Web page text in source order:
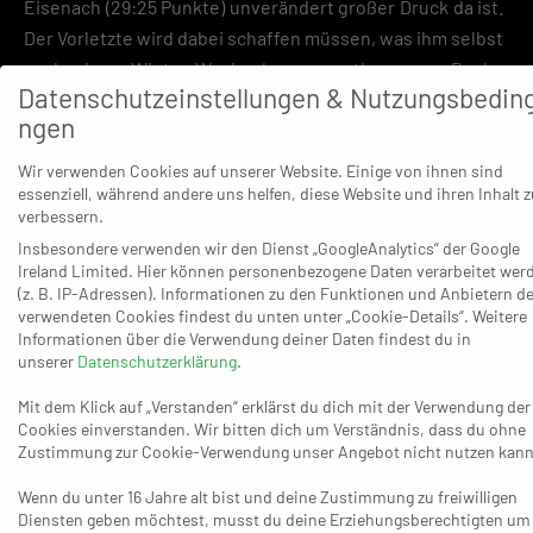
Eisenach (29:25 Punkte) unverändert großer Druck da ist.
Der Vorletzte wird dabei schaffen müssen, was ihm selbst
nach dem Winter-Wechsel vom entlassenen Dusko
Bilanovic aufs Trainerduo Pütz/David Röhrig bislang nicht
gelungen ist: Gute Ansätze sind immer wieder da, doch
der erhoffte Schub blieb immer wieder aus. Beispiel eins:
Am 23. Dezember 2021 gewinnt Dormagen gegen den
Titelkandidaten Nordhorn-Lingen (23:19) und verliert am
26. Dezember beim Abstiegs-Konkurrenten TuS Ferndorf
(22:25). Beispiel zwei: Am 18. Februar 2022 gewinnt der
Außenseiter bei der SG BBM Bietigheim (29:27), ehe er am
23. Februar gegen den HSC Coburg nur ein
Unentschieden einfährt (23:23), am 26. Februar bei der
DJK Rimpar komplett untergeht (22:31) und am 1. März zu
Hause auch das Nachholspiel gegen die Eisenacher
sich der TSV Bayer einen Heimsieg über den HC
Datenschutzeinstellungen &
ngen
Wir verwenden Cookies auf unserer Website. Einige von ihnen sind
essenziell, während andere uns helfen, diese Website und ihren Inhalt
verbessern.
Insbesondere verwenden wir den Dienst „GoogleAnalytics“ der Google
Ireland Limited. Hier können personenbezogene Daten verarbeitet
(z. B. IP-Adressen). Informationen zu den Funktionen und Anbietern
verwendeten Cookies findest du unten unter „Cookie-Details“. Weitere
Informationen über die Verwendung deiner Daten findest du in
unserer Datenschutzerklärung.
Mit dem Klick auf „Verstanden“ erklärst du dich mit der Verwendung der
Cookies einverstanden. Wir bitten dich um Verständnis, dass du ohne
Zustimmung zur Cookie-Verwendung unser Angebot nicht nutzen
Wenn du unter 16 Jahre alt bist und deine Zustimmung zu freiwilligen
Diensten geben möchtest, musst du deine Erziehungsberechtigten um